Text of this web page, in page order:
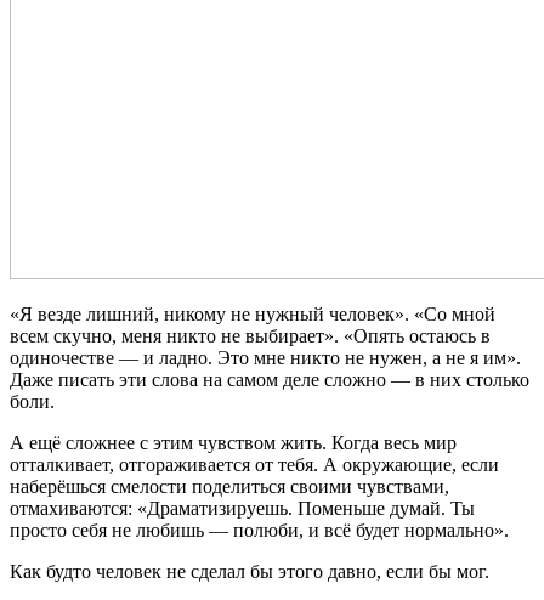
«Я везде лишний, никому не нужный человек». «Со мной
всем скучно, меня никто не выбирает». «Опять остаюсь в
одиночестве — и ладно. Это мне никто не нужен, а не я им».
Даже писать эти слова на самом деле сложно — в них столько
боли.
А ещё сложнее с этим чувством жить. Когда весь мир
отталкивает, отгораживается от тебя. А окружающие, если
наберёшься смелости поделиться своими чувствами,
отмахиваются: «Драматизируешь. Поменьше думай. Ты
просто себя не любишь — полюби, и всё будет нормально».
Как будто человек не сделал бы этого давно, если бы мог.